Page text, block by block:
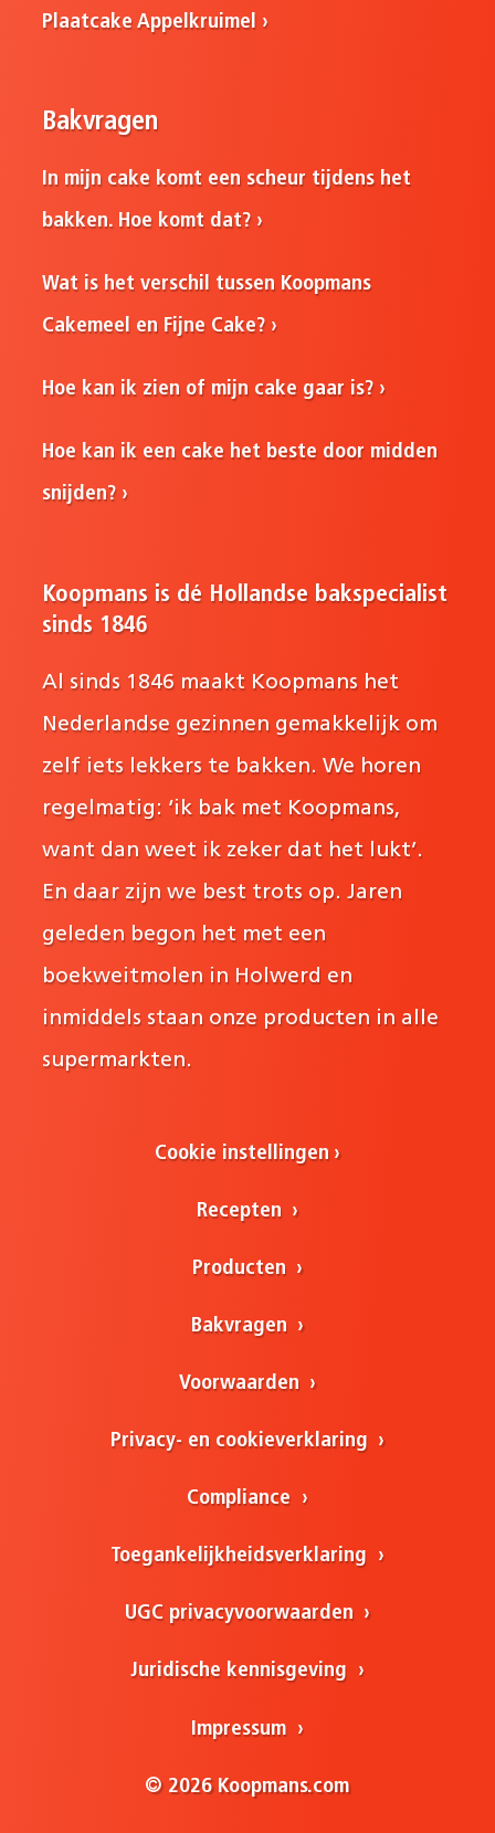
Plaatcake Appelkruimel
Bakvragen
In mijn cake komt een scheur tijdens het
bakken. Hoe komt dat?
Wat is het verschil tussen Koopmans
Cakemeel en Fijne Cake?
Hoe kan ik zien of mijn cake gaar is?
Hoe kan ik een cake het beste door midden
snijden?
Koopmans is dé Hollandse bakspecialist
sinds 1846
Al sinds 1846 maakt Koopmans het
Nederlandse gezinnen gemakkelijk om
zelf iets lekkers te bakken. We horen
regelmatig: ‘ik bak met Koopmans,
want dan weet ik zeker dat het lukt’.
En daar zijn we best trots op. Jaren
geleden begon het met een
boekweitmolen in Holwerd en
inmiddels staan onze producten in alle
supermarkten.
Cookie instellingen
Recepten
Producten
Bakvragen
Voorwaarden
Privacy- en cookieverklaring
Compliance
Toegankelijkheidsverklaring
UGC privacyvoorwaarden
Juridische kennisgeving
Impressum
© 2026 Koopmans.com